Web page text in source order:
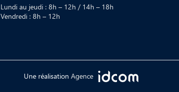
Lundi au jeudi : 8h – 12h / 14h – 18h
Vendredi : 8h – 12h
Une réalisation Agence